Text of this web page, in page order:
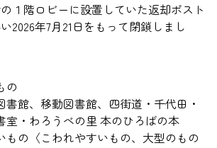
１階ロビーに設置していた返却ポスト
2026年7月21日をもって閉鎖しまし
の
書館、移動図書館、四街道・千代田・
室・わろうべの里 本のひろばの本
もの〈こわれやすいもの、大型のもの